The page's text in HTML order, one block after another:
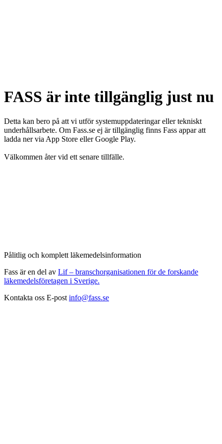
FASS är inte tillgänglig just nu
Detta kan bero på att vi utför systemuppdateringar eller tekniskt
underhållsarbete. Om Fass.se ej är tillgänglig finns Fass appar att
ladda ner via App Store eller Google Play.
Välkommen åter vid ett senare tillfälle.
Pålitlig och komplett läkemedelsinformation
Fass är en del av Lif – branschorganisationen för de forskande
läkemedelsföretagen i Sverige.
Kontakta oss E-post info@fass.se